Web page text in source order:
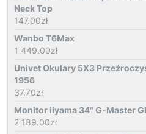
Neck Top
147.00zł
Wanbo T6Max
1 449.00zł
Univet Okulary 5X3
1956
37.70zł
Monitor iiyama 34" G-Master
2 189.00zł